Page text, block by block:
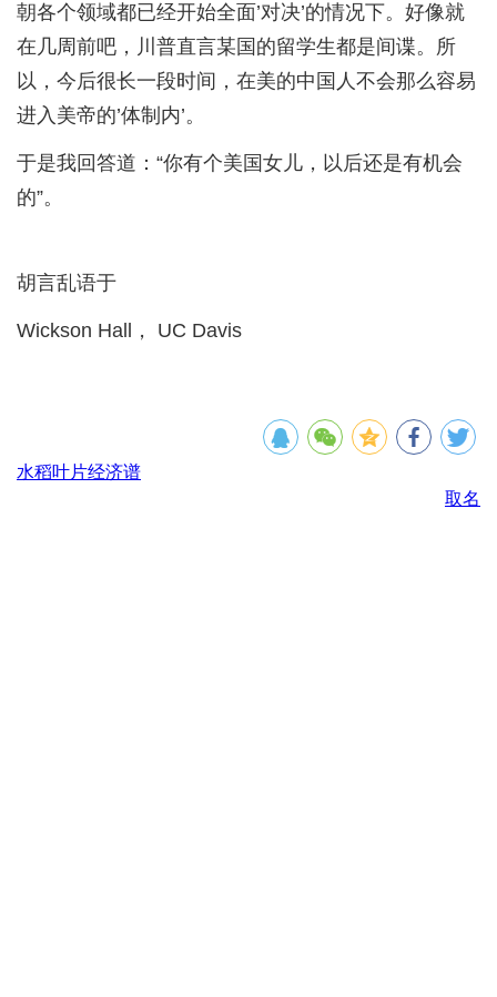
朝各个领域都已经开始全面’对决’的情况下。好像就
在几周前吧，川普直言某国的留学生都是间谍。所
以，今后很长一段时间，在美的中国人不会那么容易
进入美帝的’体制内’。
于是我回答道：“你有个美国女儿，以后还是有机会
的”。
胡言乱语于
Wickson Hall， UC Davis
水稻叶片经济谱
取名